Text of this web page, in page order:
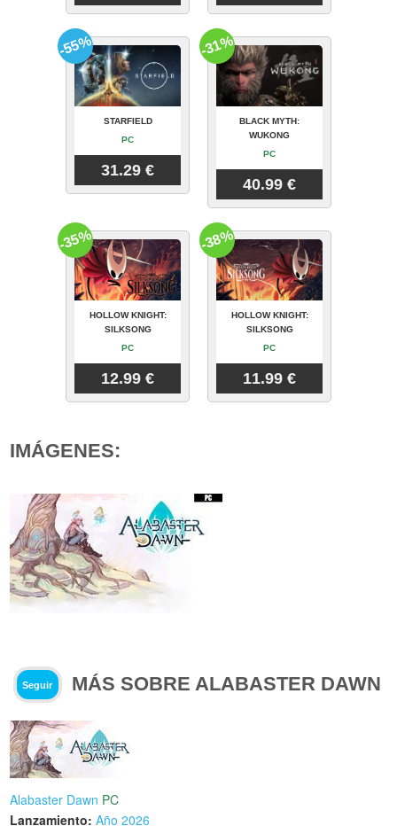
STARFIELD
PC
31.29 €
-55%
BLACK MYTH:
WUKONG
PC
40.99 €
-31%
HOLLOW KNIGHT:
SILKSONG
PC
12.99 €
-35%
HOLLOW KNIGHT:
SILKSONG
PC
11.99 €
-38%
IMÁGENES:
Seguir MÁS SOBRE ALABASTER DAWN
Alabaster Dawn PC
Lanzamiento: Año 2026